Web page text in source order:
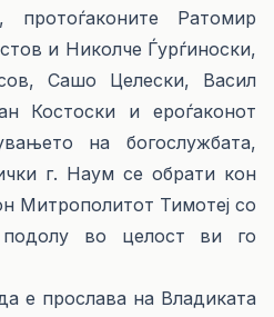
протоѓаконите Ратомир
и Николче Ѓурѓиноски,
Сашо Целески, Васил
Костоски и ероѓаконот
на богослужбата,
г. Наум се обрати кон
Митрополитот Тимотеј со
во целост ви го
е прослава на Владиката